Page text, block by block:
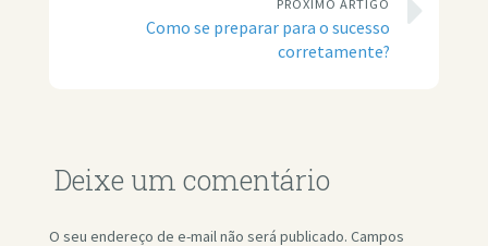
PRÓXIMO ARTIGO
Como se preparar para o sucesso
corretamente?
Deixe um comentário
O seu endereço de e-mail não será publicado. Campos